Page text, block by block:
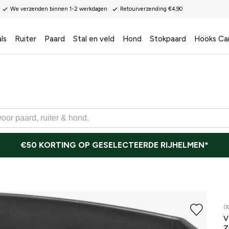
We verzenden binnen 1-2 werkdagen Retourverzending €4,90
Ruiter Paard Stal en veld Hond Stokpaard Hööks
€50 KORTING OP GESELECTEERDE RIJHELMEN*